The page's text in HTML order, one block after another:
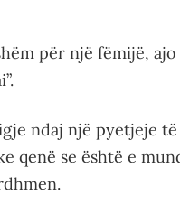
për një fëmijë,
ndaj një pyetjeje
qenë se është e